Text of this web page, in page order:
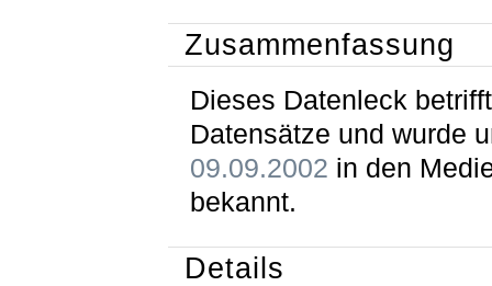
Zusammenfassung
Dieses Datenleck
Datensätze und wurde
09.09.2002 in den
bekannt.
Details